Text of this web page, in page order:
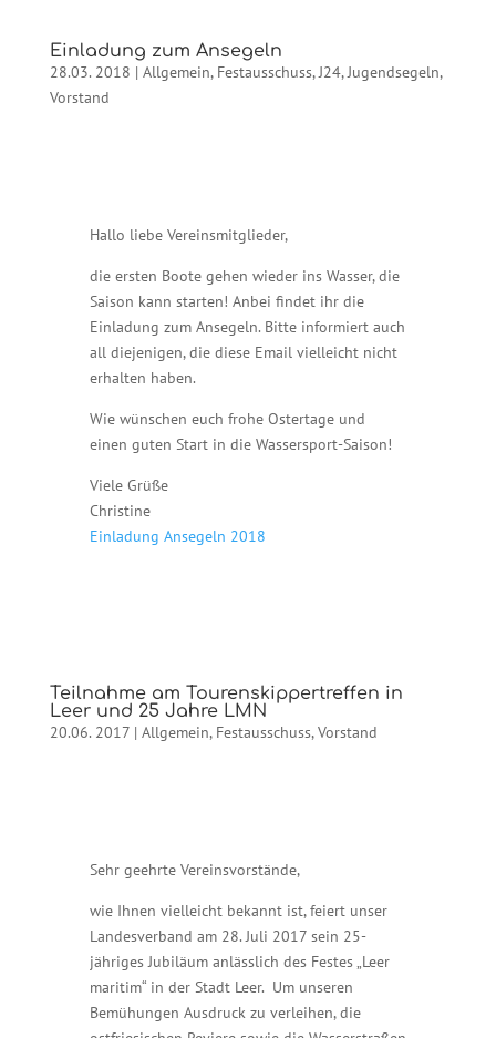
Einladung zum Ansegeln
28.03. 2018 | Allgemein, Festausschuss,J24,Jugendsegeln,
Vorstand
Hallo liebe Vereinsmitglieder,
die ersten Boote gehen wieder ins Wasser, die
Saison kann starten! Anbei findet ihr die
Einladung zum Ansegeln. Bitte informiert auch
all diejenigen, die diese Email vielleicht nicht
erhalten haben.
Wie wünschen euch frohe Ostertage und
einen guten Start in die Wassersport-Saison!
Viele Grüße
Christine
Einladung Ansegeln 2018
Teilnahme am Tourenskippertreffen in
Leer und 25 Jahre LMN
20.06. 2017| Allgemein, Festausschuss,Vorstand
Sehr geehrte Vereinsvorstände,
wie Ihnen vielleicht bekannt ist, feiert unser
Landesverband am 28. Juli 2017 sein 25-
jähriges Jubiläum anlässlich des Festes „Leer
maritim“ in der Stadt Leer. Um unseren
Bemühungen Ausdruck zu verleihen, die